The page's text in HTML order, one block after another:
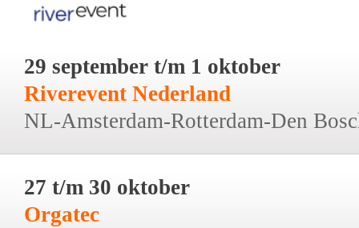
29 september t/m 1 oktober
Riverevent Nederland
NL-Amsterdam-Rotterdam-Den
27 t/m 30 oktober
Orgatec